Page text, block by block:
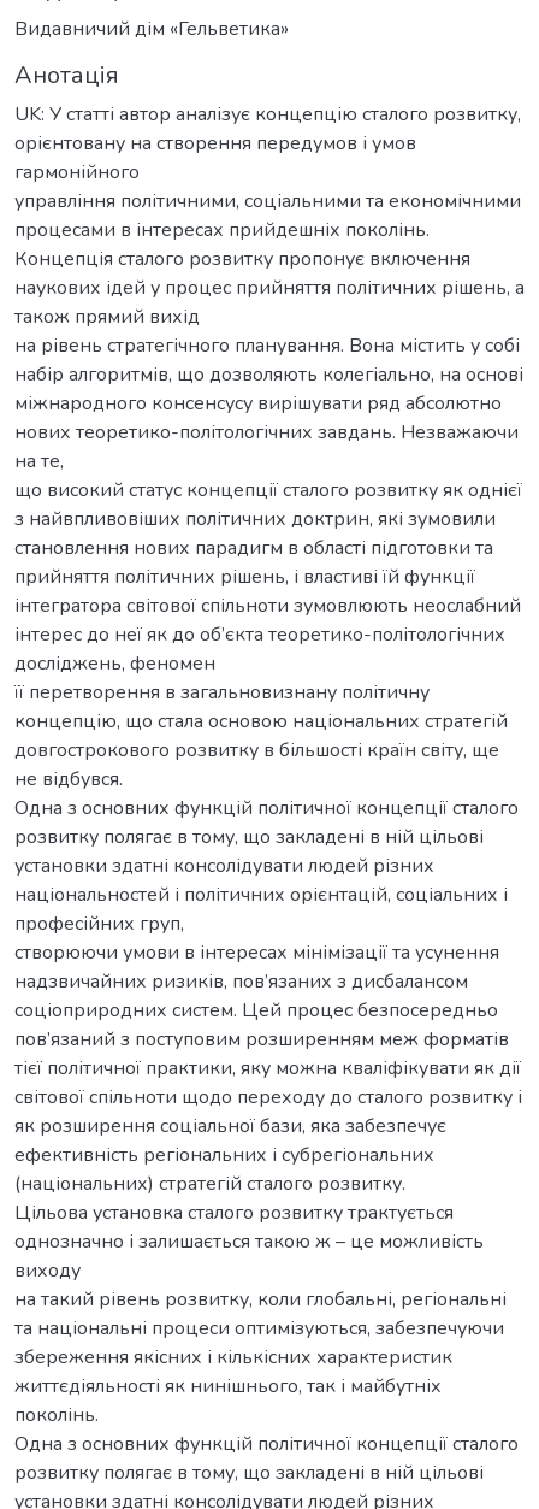
Видавничий дім «Гельветика»
Анотація
UK: У статті автор аналізує концепцію сталого розвитку,
орієнтовану на створення передумов і умов
гармонійного
управління політичними, соціальними та економічними
процесами в інтересах прийдешніх поколінь.
Концепція сталого розвитку пропонує включення
наукових ідей у процес прийняття політичних рішень, а
також прямий вихід
на рівень стратегічного планування. Вона містить у собі
набір алгоритмів, що дозволяють колегіально, на основі
міжнародного консенсусу вирішувати ряд абсолютно
нових теоретико-політологічних завдань. Незважаючи
на те,
що високий статус концепції сталого розвитку як однієї
з найвпливовіших політичних доктрин, які зумовили
становлення нових парадигм в області підготовки та
прийняття політичних рішень, і властиві їй функції
інтегратора світової спільноти зумовлюють неослабний
інтерес до неї як до об’єкта теоретико-політологічних
досліджень, феномен
її перетворення в загальновизнану політичну
концепцію, що стала основою національних стратегій
довгострокового розвитку в більшості країн світу, ще
не відбувся.
Одна з основних функцій політичної концепції сталого
розвитку полягає в тому, що закладені в ній цільові
установки здатні консолідувати людей різних
національностей і політичних орієнтацій, соціальних і
професійних груп,
створюючи умови в інтересах мінімізації та усунення
надзвичайних ризиків, пов’язаних з дисбалансом
соціоприродних систем. Цей процес безпосередньо
пов’язаний з поступовим розширенням меж форматів
тієї політичної практики, яку можна кваліфікувати як дії
світової спільноти щодо переходу до сталого розвитку і
як розширення соціальної бази, яка забезпечує
ефективність регіональних і субрегіональних
(національних) стратегій сталого розвитку.
Цільова установка сталого розвитку трактується
однозначно і залишається такою ж – це можливість
виходу
на такий рівень розвитку, коли глобальні, регіональні
та національні процеси оптимізуються, забезпечуючи
збереження якісних і кількісних характеристик
життєдіяльності як нинішнього, так і майбутніх
поколінь.
Одна з основних функцій політичної концепції сталого
розвитку полягає в тому, що закладені в ній цільові
установки здатні консолідувати людей різних